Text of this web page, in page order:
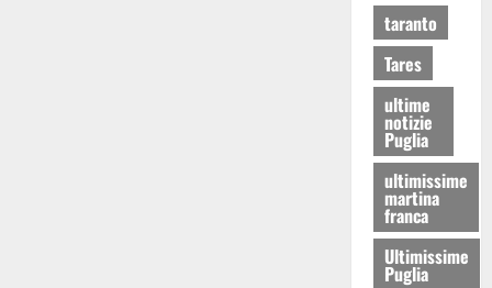
taranto
Tares
ultime
notizie
Puglia
ultimissime
martina
franca
Ultimissime
Puglia